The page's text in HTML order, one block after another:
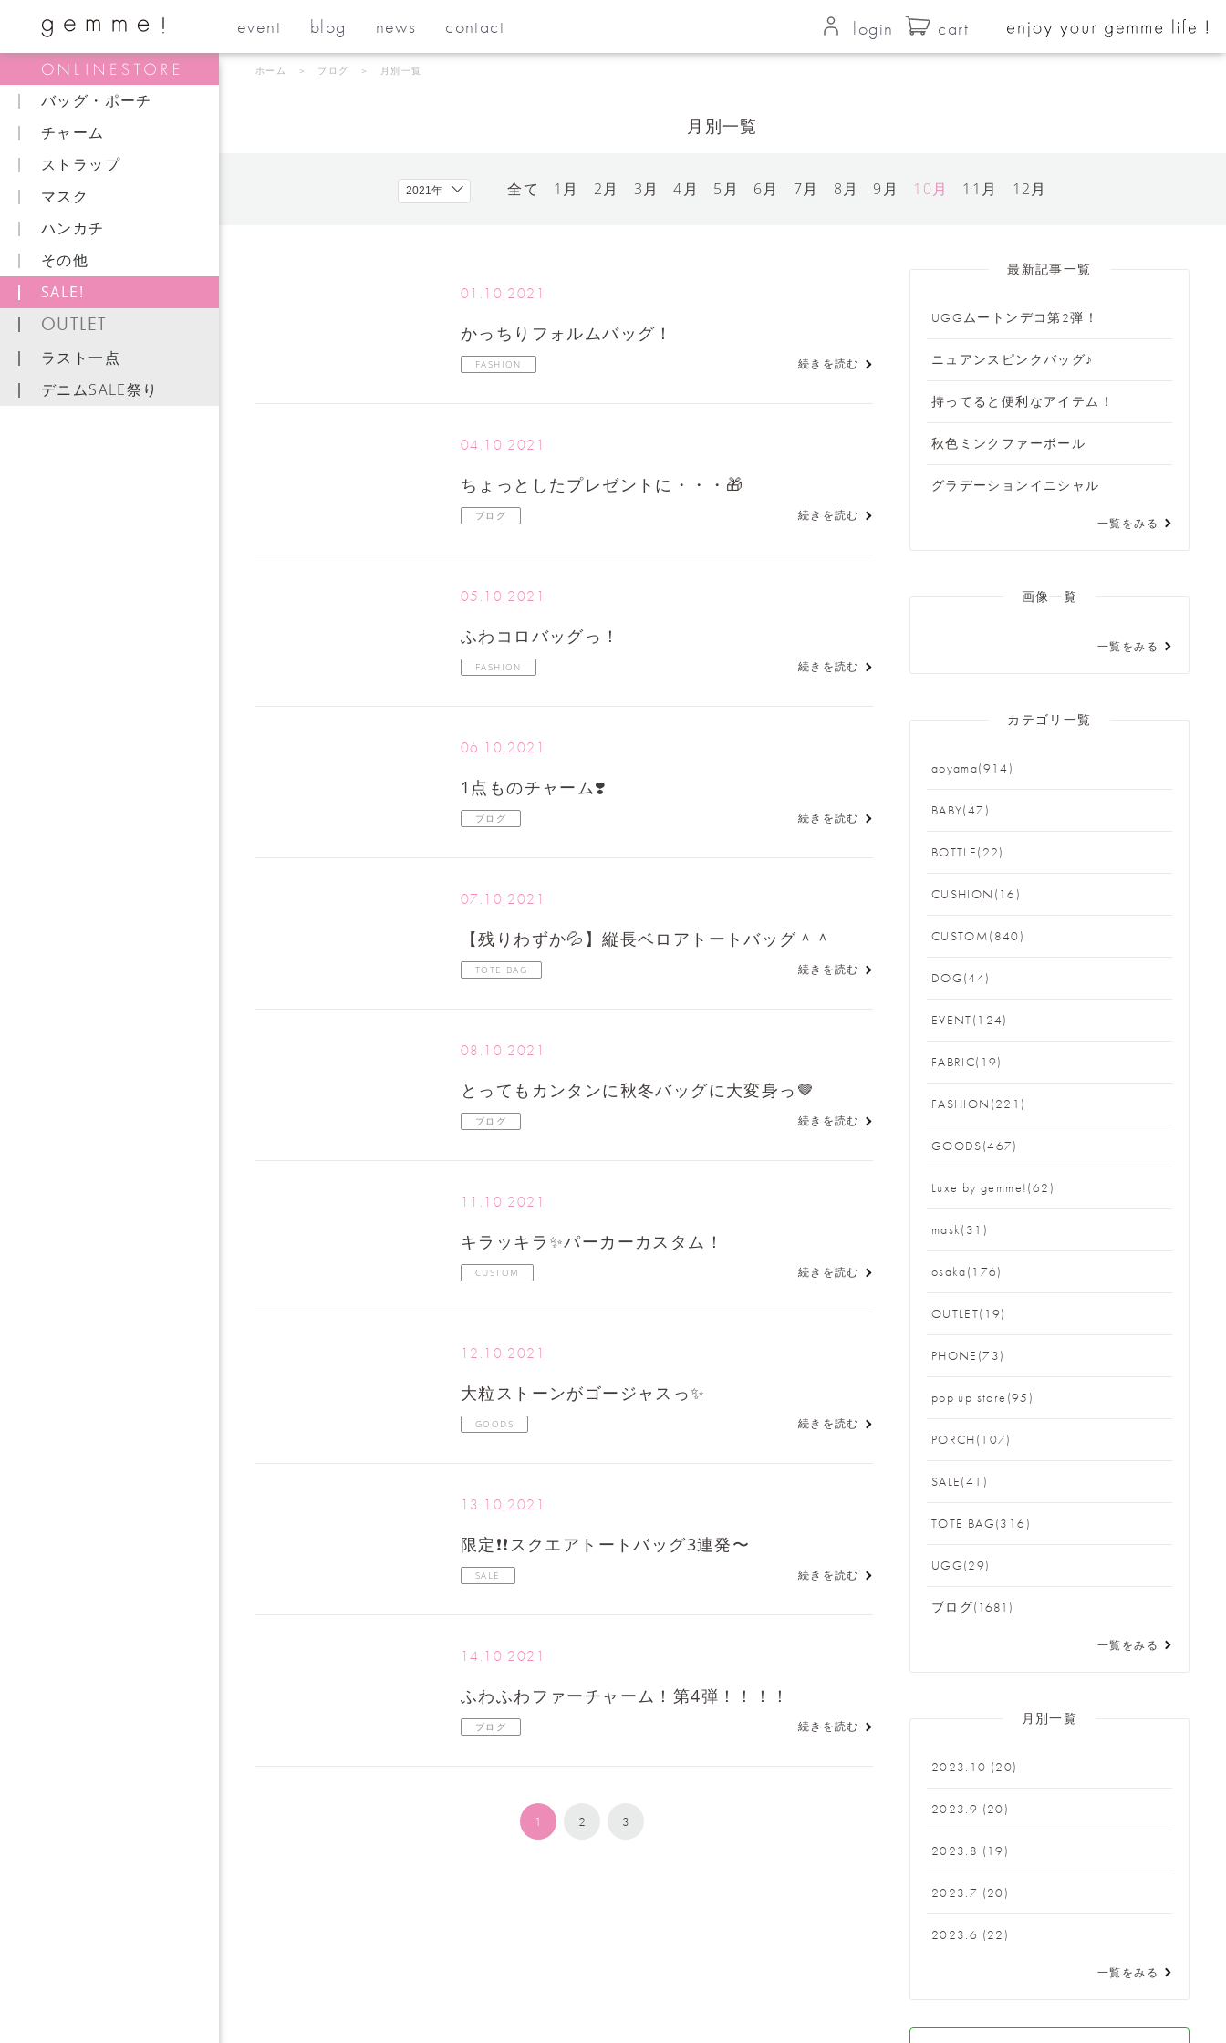
event blog news contact login cart
バッグ・ポーチ
チャーム
ストラップ
マスク
ハンカチ
その他
SALE!
OUTLET
ラスト一点
デニムSALE祭り
ホーム ＞ ブログ ＞ 月別一覧
月別一覧
全て 1月 2月 3月 4月 5月 6月 7月 8月 9月 10月 11月 12月
01.10,2021
かっちりフォルムバッグ！
FASHION 続きを読む
04.10,2021
ちょっとしたプレゼントに・・・🎁
ブログ 続きを読む
05.10,2021
ふわコロバッグっ！
FASHION 続きを読む
06.10,2021
1点ものチャーム❣️
ブログ 続きを読む
07.10,2021
【残りわずか💦】縦長ベロアトートバッグ＾＾
TOTE BAG 続きを読む
08.10,2021
とってもカンタンに秋冬バッグに大変身っ🤎
ブログ 続きを読む
11.10,2021
キラッキラ✨パーカーカスタム！
CUSTOM 続きを読む
12.10,2021
大粒ストーンがゴージャスっ✨
GOODS 続きを読む
13.10,2021
限定❗️❗️スクエアトートバッグ3連発〜
SALE 続きを読む
14.10,2021
ふわふわファーチャーム！第4弾！！！！
ブログ 続きを読む
最新記事一覧
UGGムートンデコ第2弾！
ニュアンスピンクバッグ♪
持ってると便利なアイテム！
秋色ミンクファーボール
グラデーションイニシャル
一覧をみる
画像一覧
一覧をみる
カテゴリ一覧
aoyama(914)
BABY(47)
BOTTLE(22)
CUSHION(16)
CUSTOM(840)
DOG(44)
EVENT(124)
FABRIC(19)
FASHION(221)
GOODS(467)
Luxe by gemme!(62)
mask(31)
osaka(176)
OUTLET(19)
PHONE(73)
pop up store(95)
PORCH(107)
SALE(41)
TOTE BAG(316)
UGG(29)
ブログ(1681)
一覧をみる
月別一覧
2023.10 (20)
2023.9 (20)
2023.8 (19)
2023.7 (20)
2023.6 (22)
一覧をみる
1 2 3